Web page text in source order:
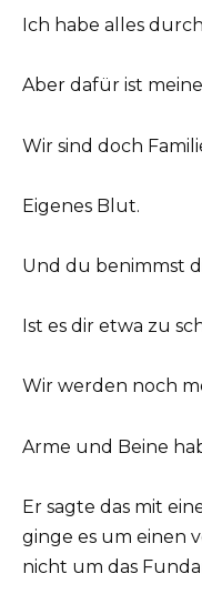
Ich habe alles
Aber dafür ist
Wir sind doch
Eigenes Blut.
Und du benimmst
Ist es dir etwa zu
Wir werden noch
Arme und Beine
Er sagte das mit
ginge es um einen
nicht um das